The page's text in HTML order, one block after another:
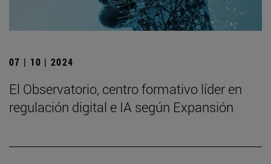
07 | 10 | 2024
El Observatorio, centro formativo líder en
regulación digital e IA según Expansión